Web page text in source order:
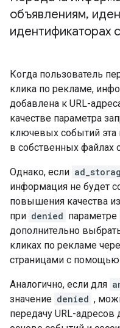
объявлениям,
идентификаторах
Когда пользователь
клика по рекламе,
добавлена ​​к URL-
качестве параметра
ключевых событий эта
в собственных
Однако, если
информация не будет
повышения качества
при denied параметре
дополнительно
кликах по рекламе
страницами с помощью
Аналогично, если для
значение denied ,
передачу URL-адресов